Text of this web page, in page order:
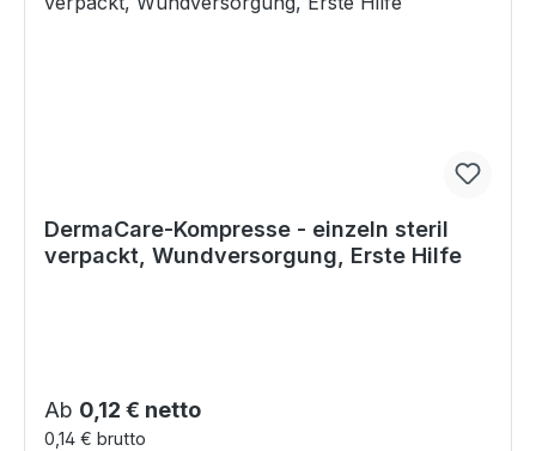
DermaCare-Kompresse - einzeln steril
verpackt, Wundversorgung, Erste Hilfe
Regulärer Preis:
Ab 0,12 € netto
0,14 € brutto